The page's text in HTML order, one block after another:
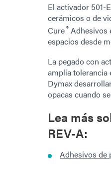
El activador 501-
cerámicos o de
Cure® Adhesivos
espacios desde
La pegado con
amplia tolerancia
Dymax
opacas cuando
Lea más
REV-A:
Adhesivos de